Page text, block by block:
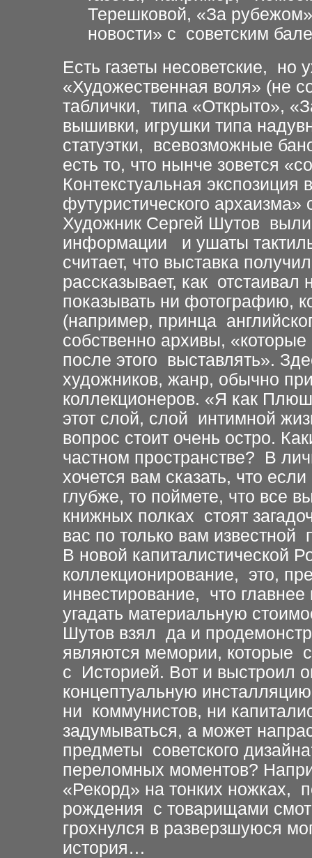
Терешковой, «За
новости» с советским
Есть газеты несоветские,
«Художественная воля» (не
таблички, типа «Открыто»,
вышивки, игрушки типа
статуэтки, всевозможные
есть то, что нынче зовется
Контекстуальная
футуристического
Художник Сергей Шутов
информации и ушаты
считает, что выставка
рассказывает, как
показывать ни фотографию,
(например, принца
собственно архивы,
после этого выставлять».
художников, жанр, обычно
коллекционеров. «Я как
этот слой, слой интимной
вопрос стоит очень остро.
частном пространстве? В
хочется вам сказать, что
глубже, то поймете, что все
книжных полках стоят
вас по только вам известной
В новой капиталистической
коллекционирование, это,
инвестирование, что
угадать материальную
Шутов взял да и
являются мемории, которые
с Историей. Вот и выстроил
концептуальную
ни коммунистов, ни
задумываться, а может
предметы советского
переломных моментов?
«Рекорд» на тонких ножках,
рождения с товарищами
грохнулся в разверзшуюся
история…